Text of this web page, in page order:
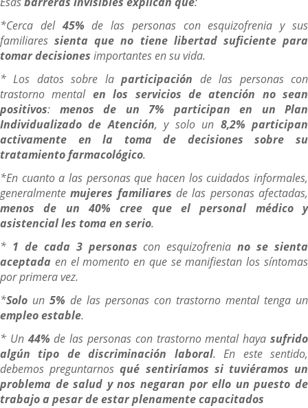
*Cerca del 45%de las personas con esquizofrenia y sus
familiaressienta que no tiene libertad suficiente para
tomar decisiones importantes en su vida.
* Los datos sobre laparticipación de las personas con
trastorno mental en los servicios de atención no sean
positivos: menos de un 7% participan en un Plan
Individualizado de Atención, y solo un 8,2% participan
activamente en la toma de decisiones sobre su
tratamiento farmacológico.
*En cuanto a las personas que hacen los cuidados informales,
generalmentemujeres familiaresde las personas afectadas,
menos de un 40% cree que el personal médico y
asistencial les toma en serio.
* 1 de cada 3 personascon esquizofreniano se sienta
aceptada en el momento en que se manifiestan los síntomas
por primera vez.
*Solo un 5% de las personas con trastorno mental tenga un
empleo estable.
* Un 44%de las personas con trastorno mental hayasufrido
algún tipo de discriminación laboral. En este sentido,
debemos preguntarnosqué sentiríamos si tuviéramos un
problema de salud y nos negaran por ello un puesto de
trabajo a pesar de estar plenamente capacitados